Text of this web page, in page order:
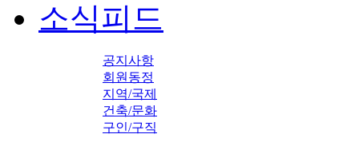
소식피드
공지사항
회원동정
지역/국제
건축/문화
구인/구직